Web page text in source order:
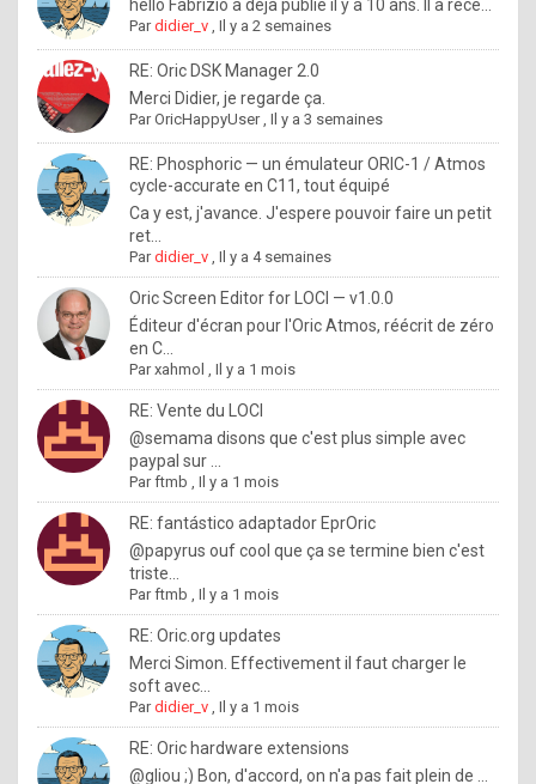
b
y
R
o
l
e
.
I
f
y
u
w
a
n
t
o
n
o
hello Fabrizio a déjà publié il y a 10 ans. Il a réce...
Pardidier_v ,Il y a 2 semaines
RE: Oric DSK Manager 2.0
Merci Didier, je regarde ça.
ParOricHappyUser,Il y a 3 semaines
RE: Phosphoric — un émulateur ORIC-1 / Atmos
cycle-accurate en C11, tout équipé
Ca y est, j'avance. J'espere pouvoir faire un petit
ret...
Pardidier_v ,Il y a 4 semaines
Oric Screen Editor for LOCI — v1.0.0
Éditeur d'écran pour l'Oric Atmos, réécrit de zéro
en C...
Parxahmol ,Il y a 1 mois
RE: Vente du LOCI
@semama disons que c'est plus simple avec
paypal sur ...
Parftmb ,Il y a 1 mois
RE: fantástico adaptador EprOric
@papyrus ouf cool que ça se termine bien c'est
triste...
Parftmb ,Il y a 1 mois
RE: Oric.org updates
Merci Simon. Effectivement il faut charger le
soft avec...
Pardidier_v ,Il y a 1 mois
RE: Oric hardware extensions
@gliou ;) Bon, d'accord, on n'a pas fait plein de ...